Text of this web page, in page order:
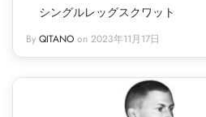
シングルレッグスクワット
By QITANO on 2023年11月17日